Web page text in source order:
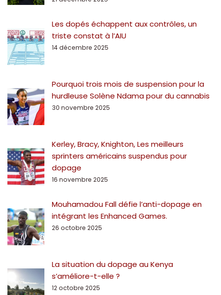
Les dopés échappent aux contrôles, un
triste constat à l’AIU
14 décembre 2025
Pourquoi trois mois de suspension pour la
hurdleuse Solène Ndama pour du cannabis
30 novembre 2025
Kerley, Bracy, Knighton, Les meilleurs
sprinters américains suspendus pour
dopage
16 novembre 2025
Mouhamadou Fall défie l’anti-dopage en
intégrant les Enhanced Games.
26 octobre 2025
La situation du dopage au Kenya
s’améliore-t-elle ?
12 octobre 2025